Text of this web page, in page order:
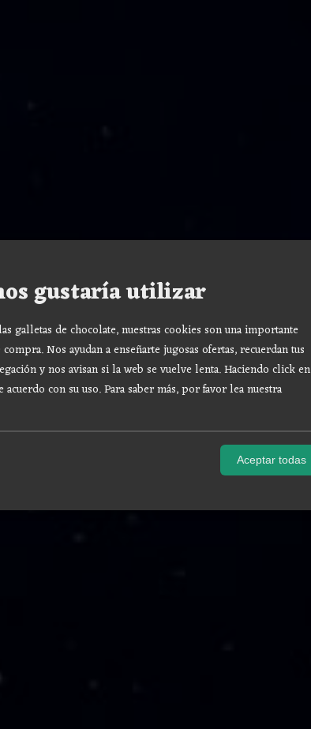
gustaría utilizar
galletas de chocolate, nuestras cookies son una importante
Nos ayudan a enseñarte jugosas ofertas, recuerdan tus
y nos avisan si la web se vuelve lenta. Haciendo click en
con su uso.Para saber más, por favor lea nuestra
Aceptar todas